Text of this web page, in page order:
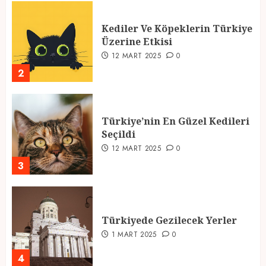
2
Kediler Ve Köpeklerin Türkiye
Üzerine Etkisi
12 MART 2025 0
3
Türkiye’nin En Güzel Kedileri
Seçildi
12 MART 2025 0
4
Türkiyede Gezilecek Yerler
1 MART 2025 0